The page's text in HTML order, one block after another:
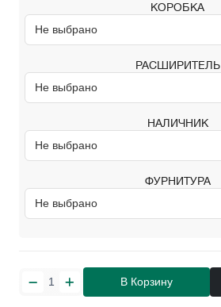
КОРОБКА
РАСШИРИТЕЛЬ
НАЛИЧНИК
ФУРНИТУРА
В Корзину